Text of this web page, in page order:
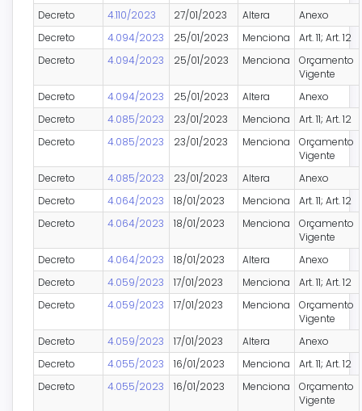
Decreto
4.110/2023 27/01/2023 Altera
Anexo
Decreto
4.094/2023 25/01/2023 Menciona
Art. 11; Art. 12
Decreto
4.094/2023 25/01/2023 Menciona
Orçamento
Vigente
Decreto
4.094/2023 25/01/2023 Altera
Anexo
Decreto
4.085/2023 23/01/2023 Menciona
Art. 11; Art. 12
Decreto
4.085/2023 23/01/2023 Menciona
Orçamento
Vigente
Decreto
4.085/2023 23/01/2023 Altera
Anexo
Decreto
4.064/2023 18/01/2023 Menciona
Art. 11; Art. 12
Decreto
4.064/2023 18/01/2023 Menciona
Orçamento
Vigente
Decreto
4.064/2023 18/01/2023 Altera
Anexo
Decreto
4.059/2023 17/01/2023 Menciona
Art. 11; Art. 12
Decreto
4.059/2023 17/01/2023 Menciona
Orçamento
Vigente
Decreto
4.059/2023 17/01/2023 Altera
Anexo
Decreto
4.055/2023 16/01/2023 Menciona
Art. 11; Art. 12
Decreto
4.055/2023 16/01/2023 Menciona
Orçamento
Vigente